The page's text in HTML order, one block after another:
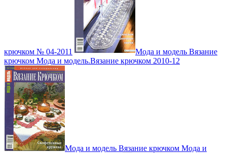
крючком № 04-2011
Мода и модель Вязание
крючком Мода и модель.Вязание крючком 2010-12
Мода и модель Вязание крючком Мода и